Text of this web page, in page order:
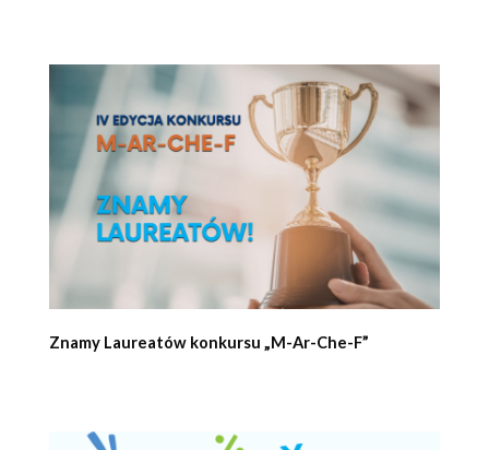
Znamy Laureatów konkursu „M-Ar-Che-F”